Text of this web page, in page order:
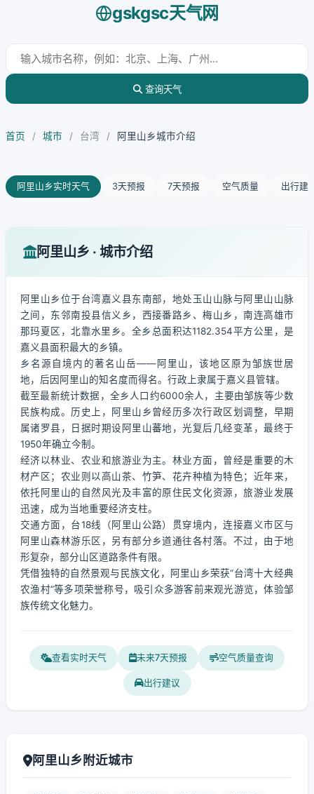
gskgsc天气网
查询天气
首页 / 城市 / 台湾 / 阿里山乡城市介绍
阿里山乡实时天气 3天预报 7天预报 空气质量 出行建
阿里山乡 · 城市介绍
阿里山乡位于台湾嘉义县东南部，地处玉山山脉与阿里山山脉
之间，东邻南投县信义乡，西接番路乡、梅山乡，南连高雄市
那玛夏区，北靠水里乡。全乡总面积达1182.354平方公里，是
嘉义县面积最大的乡镇。
乡名源自境内的著名山岳——阿里山，该地区原为邹族世居
地，后因阿里山的知名度而得名。行政上隶属于嘉义县管辖。
截至最新统计数据，全乡人口约6000余人，主要由邹族等少数
民族构成。历史上，阿里山乡曾经历多次行政区划调整，早期
属诸罗县，日据时期设阿里山蕃地，光复后几经变革，最终于
1950年确立今制。
经济以林业、农业和旅游业为主。林业方面，曾经是重要的木
材产区；农业则以高山茶、竹笋、花卉种植为特色；近年来，
依托阿里山的自然风光及丰富的原住民文化资源，旅游业发展
迅速，成为当地重要经济支柱。
交通方面，台18线（阿里山公路）贯穿境内，连接嘉义市区与
阿里山森林游乐区，另有部分乡道通往各村落。不过，由于地
形复杂，部分山区道路条件有限。
凭借独特的自然景观与民族文化，阿里山乡荣获“台湾十大经典
农渔村”等多项荣誉称号，吸引众多游客前来观光游览，体验邹
族传统文化魅力。
查看实时天气 未来7天预报 空气质量查询
出行建议
阿里山乡附近城市